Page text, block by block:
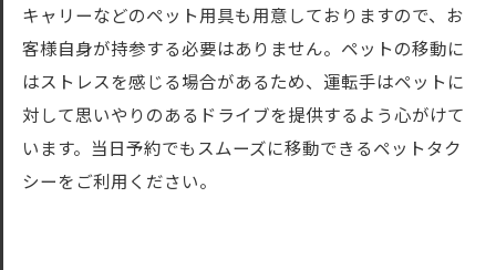
キャリーなどのペット用具も用意しておりますので、お
客様自身が持参する必要はありません。ペットの移動に
はストレスを感じる場合があるため、運転手はペットに
対して思いやりのあるドライブを提供するよう心がけて
います。当日予約でもスムーズに移動できるペットタク
シーをご利用ください。